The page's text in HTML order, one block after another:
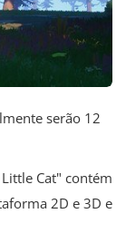
serão 12
Cat" contém
2D e 3D e